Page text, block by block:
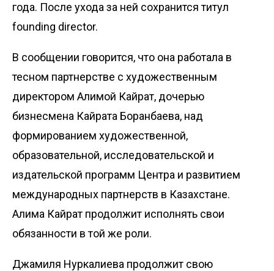
года. После ухода за ней сохранится титул
founding director.
В сообщении говорится, что она работала в
тесном партнерстве с художественным
директором Алимой Кайрат, дочерью
бизнесмена Кайрата Боранбаева, над
формированием художественной,
образовательной, исследовательской и
издательской программ Центра и развитием
международных партнерств в Казахстане.
Алима Кайрат продолжит исполнять свои
обязанности в той же роли.
Джамиля Нуркалиева продолжит свою